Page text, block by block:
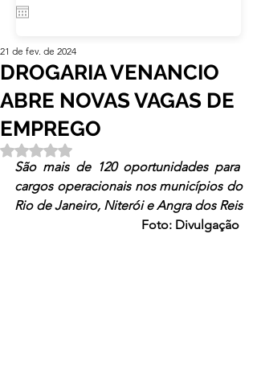
DROGARIA VENANCIO
ABRE NOVAS VAGAS DE
EMPREGO
21 de fev. de 2024
Avaliado com NaN de 5 estrelas.
São mais de 120 oportunidades para
cargos operacionais nos municípios do
Rio de Janeiro, Niterói e Angra dos Reis
Foto: Divulgação